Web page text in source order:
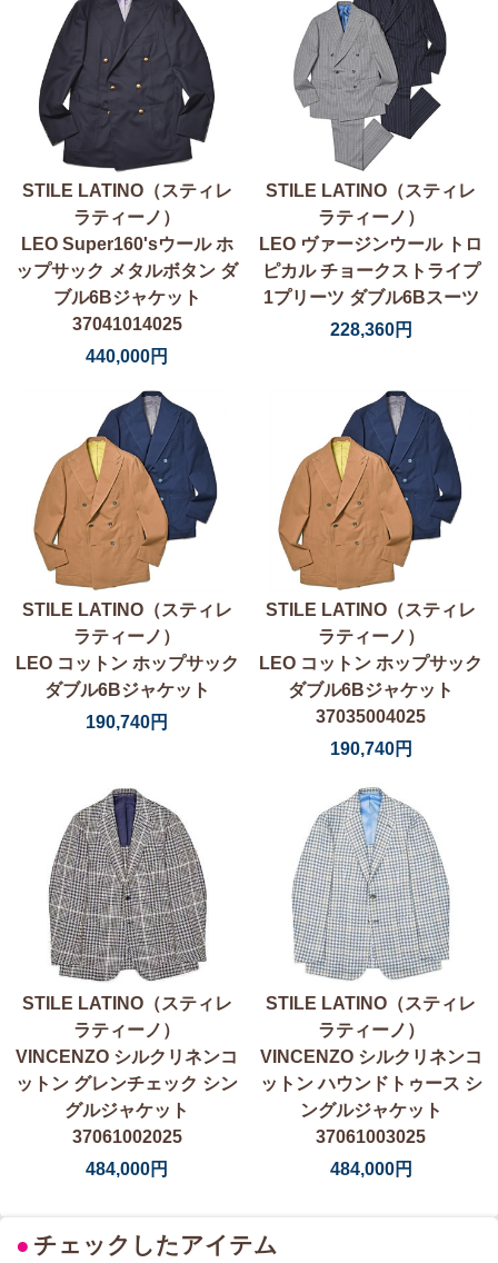
STILE LATINO（スティレ
ラティーノ）
LEO Super160'sウール ホ
ップサック メタルボタン ダ
ブル6Bジャケット
37041014025
440,000円
STILE LATINO（スティレ
ラティーノ）
LEO ヴァージンウール トロ
ピカル チョークストライプ
1プリーツ ダブル6Bスーツ
228,360円
STILE LATINO（スティレ
ラティーノ）
LEO コットン ホップサック
ダブル6Bジャケット
190,740円
STILE LATINO（スティレ
ラティーノ）
LEO コットン ホップサック
ダブル6Bジャケット
37035004025
190,740円
STILE LATINO（スティレ
ラティーノ）
VINCENZO シルクリネンコ
ットン グレンチェック シン
グルジャケット
37061002025
484,000円
STILE LATINO（スティレ
ラティーノ）
VINCENZO シルクリネンコ
ットン ハウンドトゥース シ
ングルジャケット
37061003025
484,000円
● チェックしたアイテム